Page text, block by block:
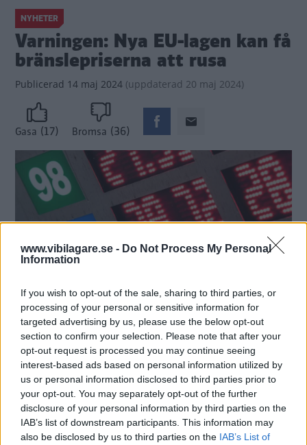
www.vibilagare.se - Do Not Process My Personal
Information
If you wish to opt-out of the sale, sharing to third parties, or
processing of your personal or sensitive information for
targeted advertising by us, please use the below opt-out
section to confirm your selection. Please note that after your
opt-out request is processed you may continue seeing
interest-based ads based on personal information utilized by
us or personal information disclosed to third parties prior to
your opt-out. You may separately opt-out of the further
disclosure of your personal information by third parties on the
IAB’s list of downstream participants. This information may
also be disclosed by us to third parties on the IAB’s List of
NYHETER
Varningen: Nya EU-lagen kan få
bränslepriserna att rusa
Publicerad 14 maj 2024 (uppdaterad 20 maj 2024)
Gasa (17) Bromsa (36)
Om tre år kan bensin och diesel bli mycket dyrare.
Text
Magnus Kvandal
Fotograf
Niklas Carle